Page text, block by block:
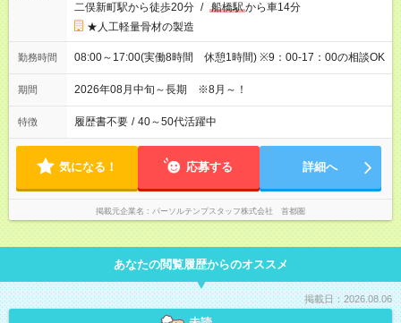
二俣新町駅から徒歩20分 / 船橋駅から車14分
★人工軽量骨材の製造
勤務時間 08:00～17:00(実働8時間 休憩1時間) ※9：00-17：00の相談OK
期間 2026年08月中旬～長期 ※8月～！
特徴 履歴書不要 / 40～50代活躍中
気になる！ 応募する 詳細へ
掲載元企業名 パーソルテンプスタッフ株式会社 首都圏
あなたの閲覧履歴からのオススメ
掲載日：2026.08.06